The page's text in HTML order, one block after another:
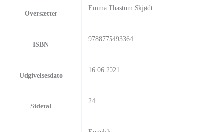
Oversætter
Emma Thastum Skjødt
ISBN
9788775493364
Udgivelsesdato
16.06.2021
Sidetal
24